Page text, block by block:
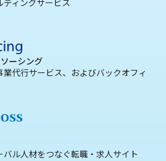
ィングサービス
ーシング
代行サービス、およびバックオフィ
ル人材をつなぐ転職・求人サイト